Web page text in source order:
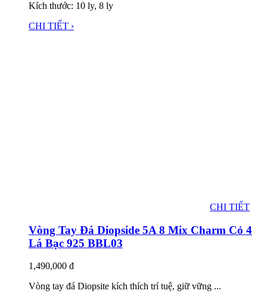
Kích thước: 10 ly, 8 ly
CHI TIẾT ›
CHI TIẾT
Vòng Tay Đá Diopside 5A 8 Mix Charm Cỏ 4
Lá Bạc 925 BBL03
1,490,000 đ
Vòng tay đá Diopsite kích thích trí tuệ, giữ vững ...